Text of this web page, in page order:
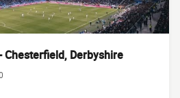
Chesterfield, Derbyshire